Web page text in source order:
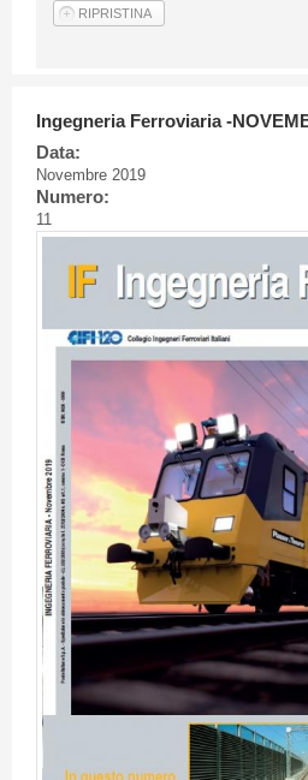
Ingegneria Ferroviaria -
Data:
Novembre 2019
Numero:
11